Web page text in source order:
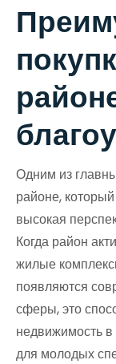
Одним из
районе,
высокая
Когда район
жилые
появляются
сферы, это
недвижимость
для молодых